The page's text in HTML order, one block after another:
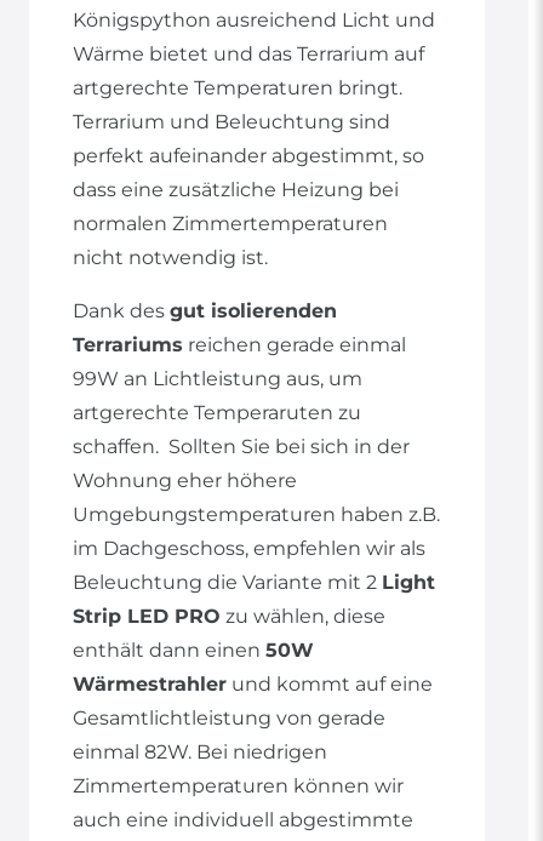
Königspython ausreichend Licht und
Wärme bietet und das Terrarium auf
artgerechte Temperaturen bringt.
Terrarium und Beleuchtung sind
perfekt aufeinander abgestimmt, so
dass eine zusätzliche Heizung bei
normalen Zimmertemperaturen
nicht notwendig ist.
Dank des gut isolierenden
Terrariums reichen gerade einmal
99W an Lichtleistung aus, um
artgerechte Temperaruten zu
schaffen. Sollten Sie bei sich in der
Wohnung eher höhere
Umgebungstemperaturen haben z.B.
im Dachgeschoss, empfehlen wir als
Beleuchtung die Variante mit 2 Light
Strip LED PRO zu wählen, diese
enthält dann einen 50W
Wärmestrahler und kommt auf eine
Gesamtlichtleistung von gerade
einmal 82W. Bei niedrigen
Zimmertemperaturen können wir
auch eine individuell abgestimmte